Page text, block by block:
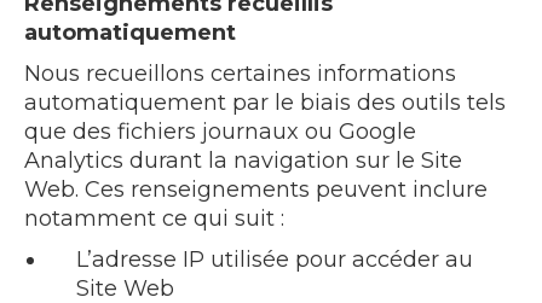
automatiquement
Nous recueillons certaines informations
automatiquement par le biais des outils tels
que des fichiers journaux ou Google
Analytics durant la navigation sur le Site
Web. Ces renseignements peuvent inclure
notamment ce qui suit :
L’adresse IP utilisée pour accéder au
Site Web